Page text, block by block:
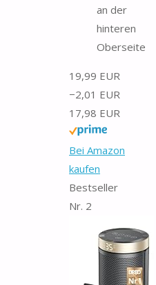
an der
hinteren
Oberseite
19,99 EUR
−2,01 EUR
17,98 EUR
Bei Amazon
kaufen
Bestseller
Nr. 2